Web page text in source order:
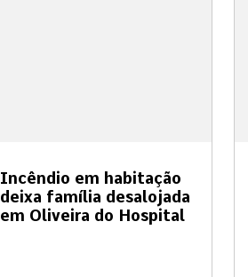
Incêndio em habitação
deixa família desalojada
em Oliveira do Hospital